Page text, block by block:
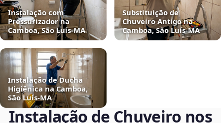
Instalação com
Pressurizador na
Camboa, São Luís‑MA
Substituição de
Chuveiro Antigo na
Camboa, São Luís‑MA
Instalação de Ducha
Higiênica na Camboa,
São Luís‑MA
Instalação de Chuveiro nos